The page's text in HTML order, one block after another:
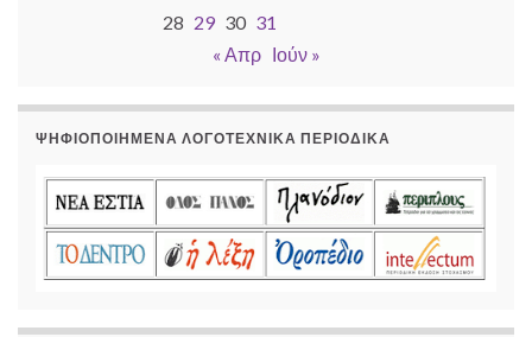
28 29 30 31
« Απρ Ιούν »
ΨΗΦΙΟΠΟΙΗΜΈΝΑ ΛΟΓΟΤΕΧΝΙΚΆ ΠΕΡΙΟΔΙΚΆ